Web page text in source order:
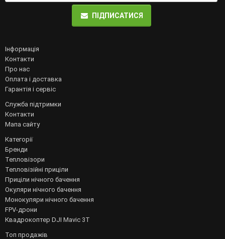
ПІДПИСАТИСЯ
Інформація
Контакти
Про нас
Оплата і доставка
Гарантія і сервіс
Служба підтримки
Контакти
Мапа сайту
Категорії
Бренди
Тепловізори
Тепловізійні приціли
Приціли нічного бачення
Окуляри нічного бачення
Монокуляри нічного бачення
FPV-дрони
Квадрокоптер DJI Mavic 3T
Топ продажів